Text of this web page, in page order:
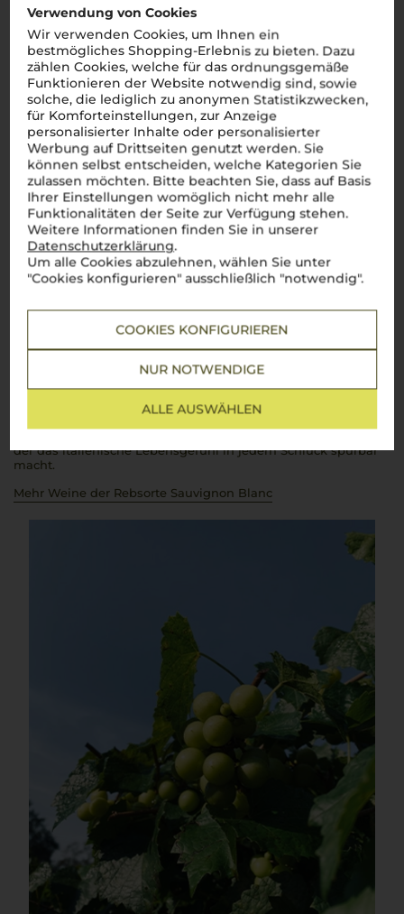
Verwendung von Cookies
Wir verwenden Cookies, um Ihnen ein
bestmögliches Shopping-Erlebnis zu bieten. Dazu
zählen Cookies, welche für das ordnungsgemäße
Funktionieren der Website notwendig sind, sowie
solche, die lediglich zu anonymen Statistikzwecken,
für Komforteinstellungen, zur Anzeige
personalisierter Inhalte oder personalisierter
Werbung auf Drittseiten genutzt werden. Sie
können selbst entscheiden, welche Kategorien Sie
zulassen möchten. Bitte beachten Sie, dass auf Basis
Ihrer Einstellungen womöglich nicht mehr alle
Funktionalitäten der Seite zur Verfügung stehen.
Weitere Informationen finden Sie in unserer
Datenschutzerklärung.
Um alle Cookies abzulehnen, wählen Sie unter
"Cookies konfigurieren" ausschließlich "notwendig".
COOKIES KONFIGURIEREN
NUR NOTWENDIGE
ALLE AUSWÄHLEN
Über die Rebsorte
Sauvignon Blanc
begeistert
Sauvignon Blanchat in den sonnigen Weinbergen
Italiens eine ganz besondere Heimat gefunden. Diese
weltweit geschätzte Rebsorte entfaltet hier ihre ganze Frische
und Eleganz, mit lebendigen Aromen von Zitrusfrüchten und
grünen Noten, begleitet von einer angenehmen Säure. Ob zu
Antipasto, frischenfrutti di mare
der das italienische Lebensgefühl in jedem Schluck spürbar
macht.
Mehr Weine der Rebsorte Sauvignon Blanc